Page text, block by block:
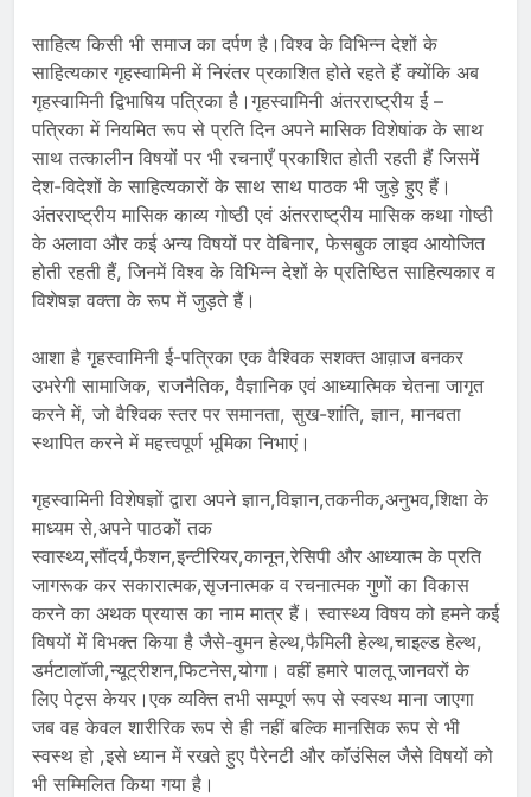
साहित्य किसी भी समाज का दर्पण है।विश्व के विभिन्न देशों के
साहित्यकार गृहस्वामिनी में निरंतर प्रकाशित होते रहते हैं क्योंकि अब
गृहस्वामिनी द्विभाषिय पत्रिका है।गृहस्वामिनी अंतरराष्ट्रीय ई –
पत्रिका में नियमित रूप से प्रति दिन अपने मासिक विशेषांक के साथ
साथ तत्कालीन विषयों पर भी रचनाएँ प्रकाशित होती रहती हैं जिसमें
देश-विदेशों के साहित्यकारों के साथ साथ पाठक भी जुड़े हुए हैं।
अंतरराष्ट्रीय मासिक काव्य गोष्ठी एवं अंतरराष्ट्रीय मासिक कथा गोष्ठी
के अलावा और कई अन्य विषयों पर वेबिनार, फेसबुक लाइव आयोजित
होती रहती हैं, जिनमें विश्व के विभिन्न देशों के प्रतिष्ठित साहित्यकार व
विशेषज्ञ वक्ता के रूप में जुड़ते हैं।
आशा है गृहस्वामिनी ई-पत्रिका एक वैश्विक सशक्त आव़ाज बनकर
उभरेगी सामाजिक, राजनैतिक, वैज्ञानिक एवं आध्यात्मिक चेतना जागृत
करने में, जो वैश्विक स्तर पर समानता, सुख-शांति, ज्ञान, मानवता
स्थापित करने में महत्त्वपूर्ण भूमिका निभाएं।
गृहस्वामिनी विशेषज्ञों द्वारा अपने ज्ञान,विज्ञान,तकनीक,अनुभव,शिक्षा के
माध्यम से,अपने पाठकों तक
स्वास्थ्य,सौंदर्य,फैशन,इन्टीरियर,कानून,रेसिपी और आध्यात्म के प्रति
जागरूक कर सकारात्मक,सृजनात्मक व रचनात्मक गुणों का विकास
करने का अथक प्रयास का नाम मात्र हैं। स्वास्थ्य विषय को हमने कई
विषयों में विभक्त किया है जैसे-वुमन हेल्थ,फैमिली हेल्थ,चाइल्ड हेल्थ,
डर्मटालॉजी,न्यूट्रीशन,फिटनेस,योगा। वहीं हमारे पालतू जानवरों के
लिए पेट्स केयर।एक व्यक्ति तभी सम्पूर्ण रूप से स्वस्थ माना जाएगा
जब वह केवल शारीरिक रूप से ही नहीं बल्कि मानसिक रूप से भी
स्वस्थ हो ,इसे ध्यान में रखते हुए पैरेनटी और कॉउंसिल जैसे विषयों को
भी सम्मिलित किया गया है।